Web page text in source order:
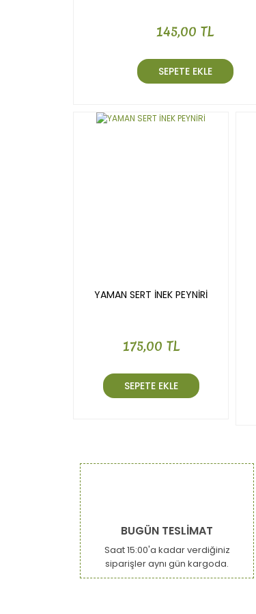
145,00 TL
SEPETE EKLE
YAMAN SERT İNEK PEYNİRİ
175,00 TL
SEPETE EKLE
BUGÜN TESLİMAT
Saat 15:00'a kadar verdiğiniz
siparişler aynı gün kargoda.